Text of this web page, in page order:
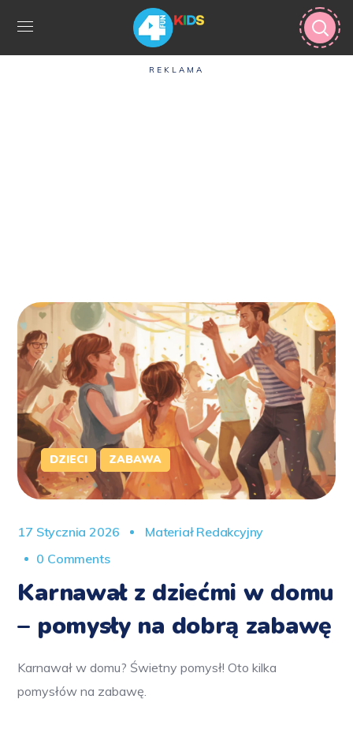
REKLAMA
DZIECI ZABAWA
17 Stycznia 2026
Materiał Redakcyjny
0 Comments
Karnawał z dziećmi w domu
– pomysły na dobrą zabawę
Karnawał w domu? Świetny pomysł! Oto kilka
pomysłów na zabawę.